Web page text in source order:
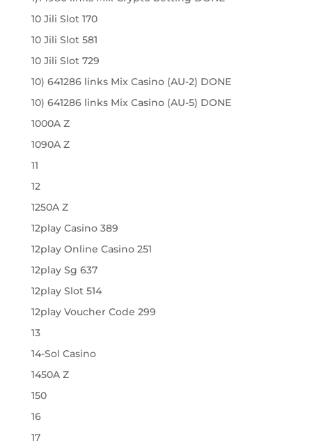
10 Jili Slot 170
10 Jili Slot 581
10 Jili Slot 729
10) 641286 links Mix Casino (AU-2) DONE
10) 641286 links Mix Casino (AU-5) DONE
1000A Z
1090A Z
11
12
1250A Z
12play Casino 389
12play Online Casino 251
12play Sg 637
12play Slot 514
12play Voucher Code 299
13
14-Sol Casino
1450A Z
150
16
17